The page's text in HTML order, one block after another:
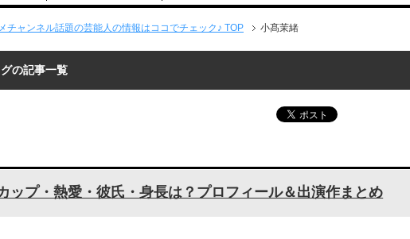
チャンネル話題の芸能人の情報はココでチェック♪ TOP 小髙茉緒
グの記事一覧
ップ・熱愛・彼氏・身長は？プロフィール＆出演作まとめ